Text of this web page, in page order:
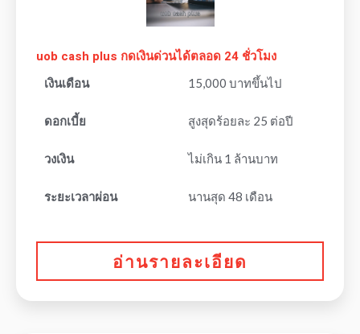
uob cash plus กดเงินด่วนได้ตลอด 24 ชั่วโมง
เงินเดือน 15,000 บาทขึ้นไป
ดอกเบี้ย สูงสุดร้อยละ 25 ต่อปี
วงเงิน ไม่เกิน 1 ล้านบาท
ระยะเวลาผ่อน นานสุด 48 เดือน
อ่านรายละเอียด